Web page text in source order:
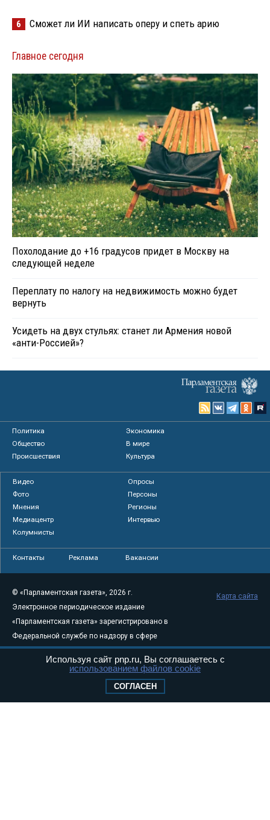
6 Сможет ли ИИ написать оперу и спеть арию
Главное сегодня
Похолодание до +16 градусов придет в Москву на
следующей неделе
Переплату по налогу на недвижимость можно будет
вернуть
Усидеть на двух стульях: станет ли Армения новой
«анти-Россией»?
Политика
Экономика
Общество
В мире
Происшествия
Культура
Видео
Опросы
Фото
Персоны
Мнения
Регионы
Медиацентр
Интервью
Колумнисты
Контакты Реклама Вакансии
© «Парламентская газета», 2026 г.
Электронное периодическое издание
«Парламентская газета» зарегистрировано в
Федеральной службе по надзору в сфере
связи, информационных технологий и
массовых коммуникаций (Роскомнадзор) 05
Свидетельство о регистрации Эл № ФС77-
Карта сайта
Используя сайт pnp.ru, Вы соглашаетесь с
использованием файлов cookie
СОГЛАСЕН